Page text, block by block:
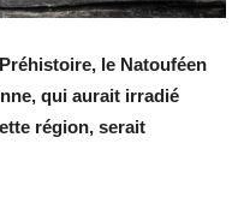
le Natouféen
qui aurait irradié
région, serait